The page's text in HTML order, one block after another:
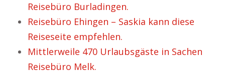
Reisebüro Burladingen.
Reisebüro Ehingen – Saskia kann diese
Reiseseite empfehlen.
Mittlerweile 470 Urlaubsgäste in Sachen
Reisebüro Melk.